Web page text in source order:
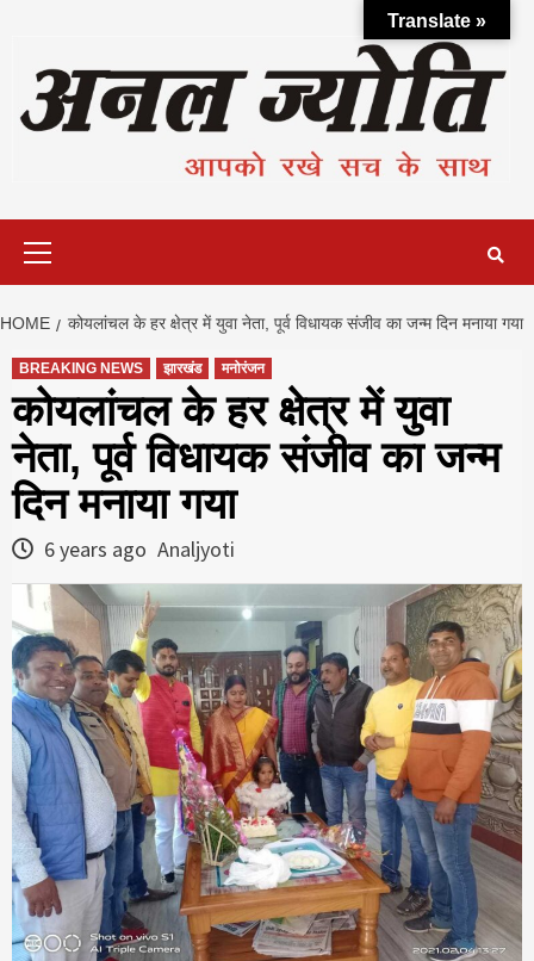
content
HOME कोयलांचल के हर क्षेत्र में युवा नेता, पूर्व विधायक संजीव का जन्म दिन मनाया गया
BREAKING NEWS झारखंड मनोरंजन
कोयलांचल के हर क्षेत्र में युवा
नेता, पूर्व विधायक संजीव का जन्म
दिन मनाया गया
6 years ago Analjyoti
Translate »